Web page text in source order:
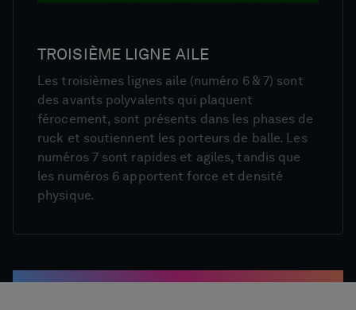
TROISIÈME LIGNE AILE
Les troisièmes lignes aile (numéro 6 & 7) sont
des avants polyvalents qui plaquent
férocement, sont présents dans les phases de
ruck et soutiennent les porteurs de balle. Les
numéros 7 sont rapides et agiles, tandis que
les numéros 6 apportent force et densité
physique.